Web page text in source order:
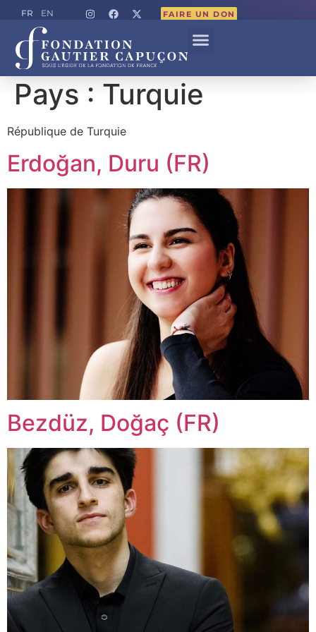
FR EN FAIRE UN DON
Pays : Turquie
République de Turquie
Erdoğan, Duru (FR)
Bezdüz, Doğaç (FR)